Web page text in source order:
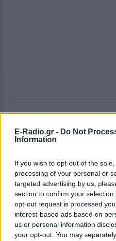
E-Radio.gr - Do Not
Information
If you wish to opt-out of the
processing of your personal or
targeted advertising by us,
section to confirm your
opt-out request is processed
interest-based ads based on
us or personal information
your opt-out. You may
«Δεν
της
στιγμή
ΣΉΜΕΡΑ
Η
το
έζησε